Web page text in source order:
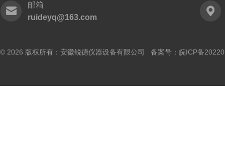
邮箱
ruideyq@163.com
© 2026 版权所有：安徽锐德仪器设备有限公司 备案号： 皖ICP备